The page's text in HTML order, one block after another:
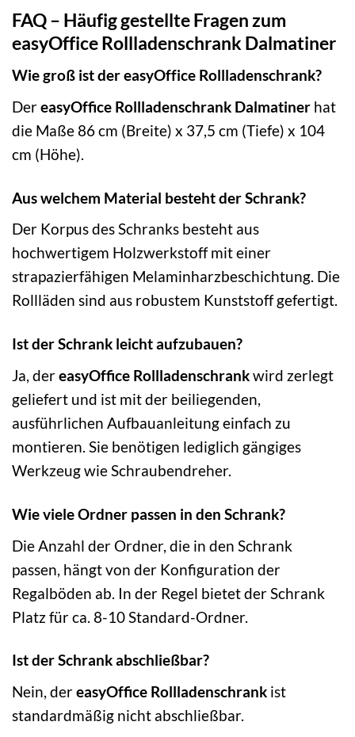
FAQ – Häufig gestellte Fragen zum
easyOffice Rollladenschrank Dalmatiner
Wie groß ist der easyOffice Rollladenschrank?
DereasyOffice Rollladenschrank Dalmatiner hat
die Maße 86 cm (Breite) x 37,5 cm (Tiefe) x 104
cm (Höhe).
Aus welchem Material besteht der Schrank?
Der Korpus des Schranks besteht aus
hochwertigem Holzwerkstoff mit einer
strapazierfähigen Melaminharzbeschichtung. Die
Rollläden sind aus robustem Kunststoff gefertigt.
Ist der Schrank leicht aufzubauen?
Ja, dereasyOffice Rollladenschrankwird zerlegt
geliefert und ist mit der beiliegenden,
ausführlichen Aufbauanleitung einfach zu
montieren. Sie benötigen lediglich gängiges
Werkzeug wie Schraubendreher.
Wie viele Ordner passen in den Schrank?
Die Anzahl der Ordner, die in den Schrank
passen, hängt von der Konfiguration der
Regalböden ab. In der Regel bietet der Schrank
Platz für ca. 8-10 Standard-Ordner.
Ist der Schrank abschließbar?
Nein, dereasyOffice Rollladenschrank ist
standardmäßig nicht abschließbar.